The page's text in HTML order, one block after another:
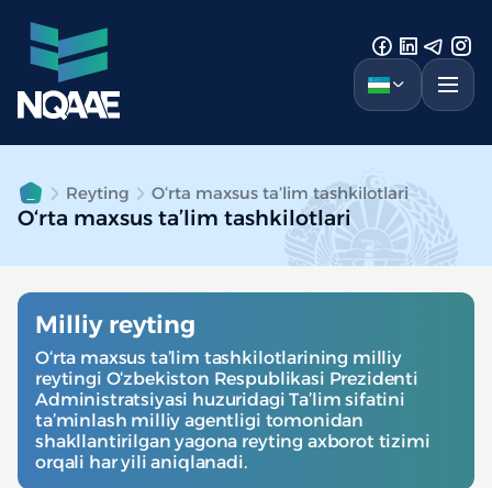
Reyting O‘rta maxsus ta’lim tashkilotlari
O‘rta maxsus ta’lim tashkilotlari
Milliy reyting
O‘rta maxsus ta’lim tashkilotlarining milliy
reytingi O‘zbekiston Respublikasi Prezidenti
Administratsiyasi huzuridagi Ta’lim sifatini
ta’minlash milliy agentligi tomonidan
shakllantirilgan yagona reyting axborot tizimi
orqali har yili aniqlanadi.